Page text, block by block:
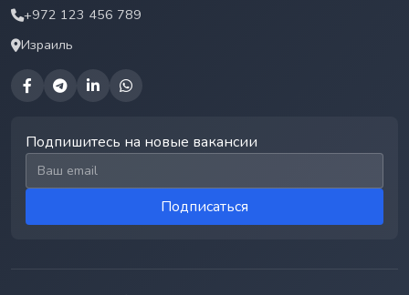
+972 123 456 789
Израиль
Подпишитесь на новые вакансии
Email для подписки
Подписаться